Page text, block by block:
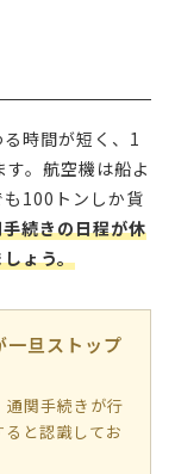
時間が短く、1
。航空機は船よ
100トンしか貨
続きの日程が休
ょう。
一旦ストップ
通関手続きが行
と認識してお